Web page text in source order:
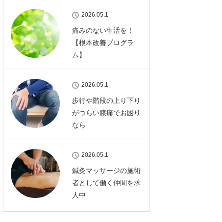
2026.05.1
痛みのない生活を！
【根本改善プログラ
ム】
2026.05.1
歩行や階段の上り下り
がつらい膝痛でお困り
なら
2026.05.1
鍼灸マッサージの施術
者として働く仲間を求
人中